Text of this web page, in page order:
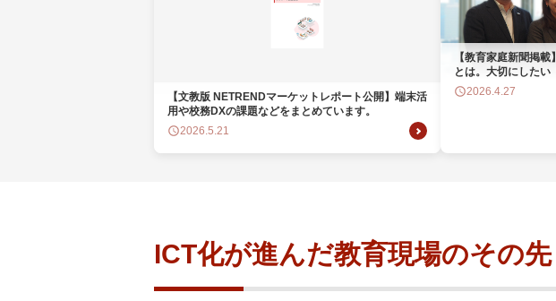
製品関連資料・証明書など
動作検証
他社製品・サービス連携 企業一
【文教版 NETRENDマーケットレポート公開】端末活
用や校務DXの課題などをまとめています。
2026.5.21
【教育家庭新聞掲
とは。大切にしたい
2026.4.27
ICT化が進んだ教育現場のその先